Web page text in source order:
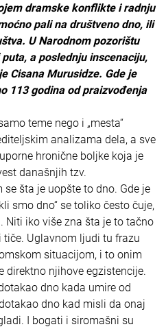
dramske konflikte i radnju
pali na društveno dno, ili
U Narodnom pozorištu
a poslednju inscenaciju,
Cisana Murusidze. Gde je
113 godina od praizvođenja
teme nego i „mesta“
analizama dela, a sve
hronične boljke koja je
današnjih tzv.
šta je uopšte to dno. Gde je
smo dno“ se toliko često čuje,
Niti iko više zna šta je to tačno
Uglavnom ljudi tu frazu
situacijom, i to onim
direktno njihove egzistencije.
dno kada umire od
dno kad misli da onaj
I bogati i siromašni su